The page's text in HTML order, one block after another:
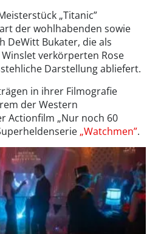
„Titanic”
der wohlhabenden sowie
DeWitt Bukater, die als
verkörperten Rose
Darstellung abliefert.
in ihrer Filmografie
der Western
Actionfilm „Nur noch 60
„Watchmen”.